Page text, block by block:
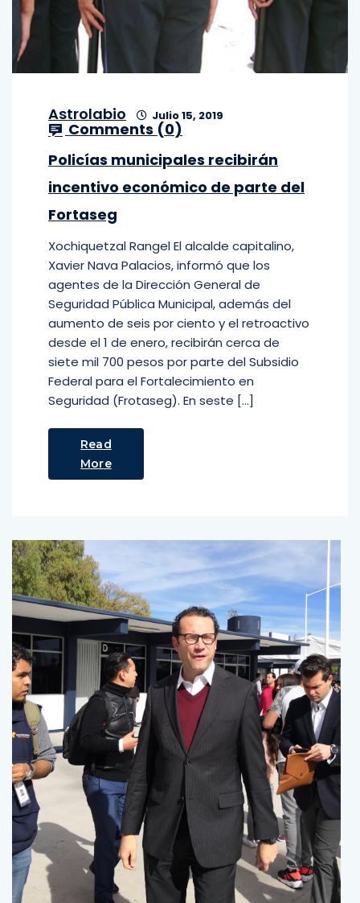
Astrolabio Julio 15, 2019
Comments (0)
Policías municipales recibirán
incentivo económico de parte del
Fortaseg
Xochiquetzal Rangel El alcalde capitalino,
Xavier Nava Palacios, informó que los
agentes de la Dirección General de
Seguridad Pública Municipal, además del
aumento de seis por ciento y el retroactivo
desde el 1 de enero, recibirán cerca de
siete mil 700 pesos por parte del Subsidio
Federal para el Fortalecimiento en
Seguridad (Frotaseg). En seste […]
Read
More